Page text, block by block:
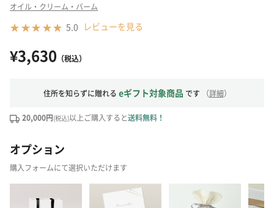
オイル・クリーム・バーム
5.0 レビューを見る
¥3,630 （税込）
住所を知らずに贈れる eギフト対象商品 です （詳細）
20,000円(税込)以上ご購入すると送料無料！
オプション
購入フォームにて選択いただけます